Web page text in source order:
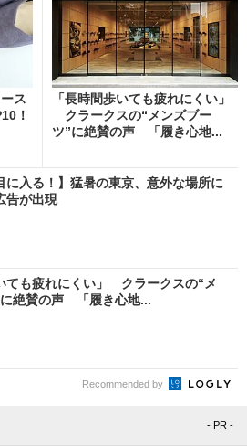
ス
！
「長時間歩いても疲れにくい」
クラークスの“メンズブー
ツ”に絶賛の声 「履き心地...
に入る！】猛暑の東京、意外な場所に
告が出現
ても疲れにくい」 クラークスの“メ
に絶賛の声 「履き心地...
Recommended by
- PR -